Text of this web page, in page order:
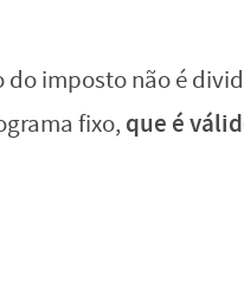
do imposto não é
fixo, que é